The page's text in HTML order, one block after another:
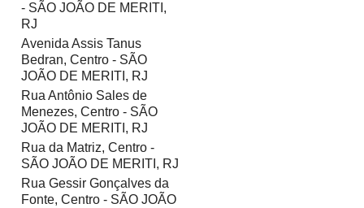
- SÃO JOÃO DE MERITI,
RJ
Avenida Assis Tanus
Bedran, Centro - SÃO
JOÃO DE MERITI, RJ
Rua Antônio Sales de
Menezes, Centro - SÃO
JOÃO DE MERITI, RJ
Rua da Matriz, Centro -
SÃO JOÃO DE MERITI, RJ
Rua Gessir Gonçalves da
Fonte, Centro - SÃO JOÃO